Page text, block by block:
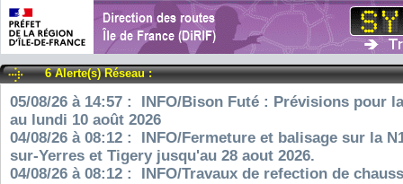
6 Alerte(s) Réseau :
05/08/26 à 14:57 : INFO/Bison Futé : Prévisions pour
au lundi 10 août 2026
04/08/26 à 08:12 : INFO/Fermeture et balisage sur la
sur-Yerres et Tigery jusqu'au 28 aout 2026.
04/08/26 à 08:12 : INFO/Travaux de refection de